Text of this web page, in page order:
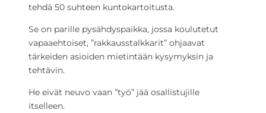
tehdä 50 suhteen kuntokartoitusta.
Se on parille pysähdyspaikka, jossa koulutetut
vapaaehtoiset, ”rakkausstalkkarit” ohjaavat
tärkeiden asioiden mietintään kysymyksin ja
tehtävin.
He eivät neuvo vaan ”työ” jää osallistujille
itselleen.